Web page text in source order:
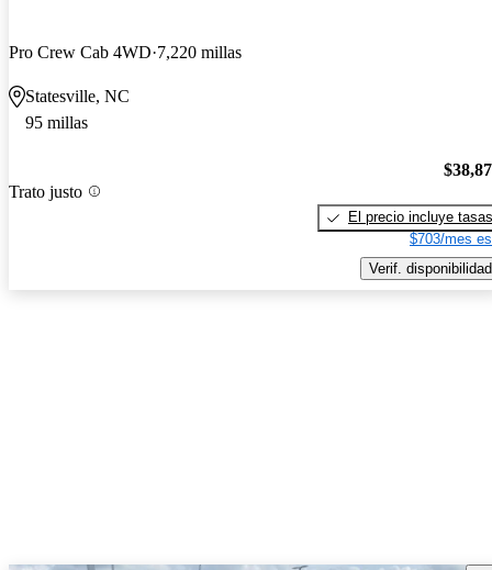
Pro Crew Cab 4WD 7,220 millas
Statesville, NC
95 millas
Trato justo
El precio incluye tasas
$703/mes
Verif. disponibilidad